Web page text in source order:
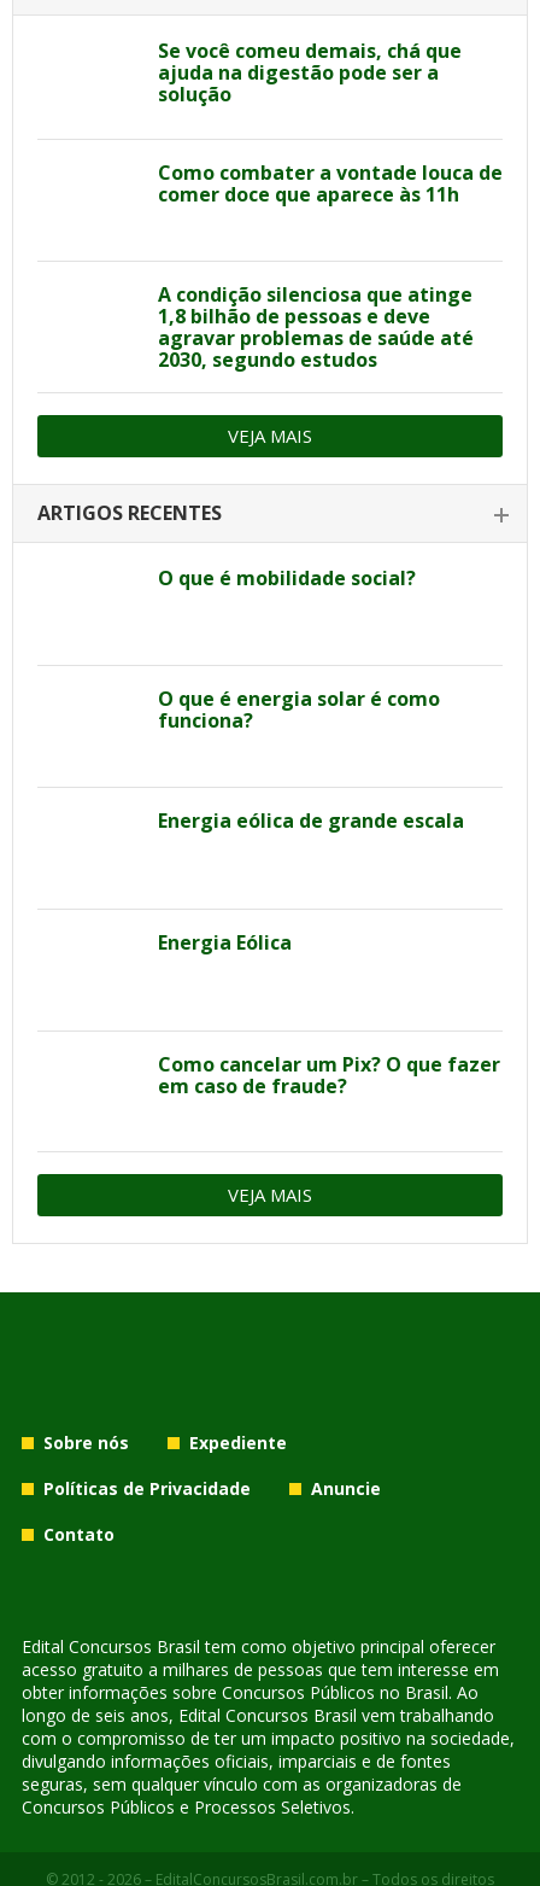
Se você comeu demais, chá que
ajuda na digestão pode ser a
solução
Como combater a vontade louca de
comer doce que aparece às 11h
A condição silenciosa que atinge
1,8 bilhão de pessoas e deve
agravar problemas de saúde até
2030, segundo estudos
VEJA MAIS
ARTIGOS RECENTES
O que é mobilidade social?
O que é energia solar é como
funciona?
Energia eólica de grande escala
Energia Eólica
Como cancelar um Pix? O que fazer
em caso de fraude?
VEJA MAIS
Sobre nós
Expediente
Políticas de Privacidade
Anuncie
Contato
Edital Concursos Brasil tem como objetivo principal oferecer
acesso gratuito a milhares de pessoas que tem interesse em
obter informações sobre Concursos Públicos no Brasil. Ao
longo de seis anos, Edital Concursos Brasil vem trabalhando
com o compromisso de ter um impacto positivo na sociedade,
divulgando informações oficiais, imparciais e de fontes
seguras, sem qualquer vínculo com as organizadoras de
Concursos Públicos e Processos Seletivos.
© 2012 - 2026 – EditalConcursosBrasil.com.br – Todos os direitos